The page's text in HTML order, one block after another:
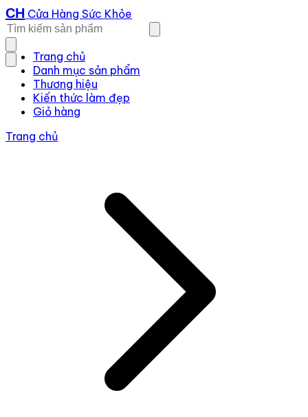
CH Cửa Hàng Sức Khỏe
Trang chủ
Danh mục sản phẩm
Thương hiệu
Kiến thức làm đẹp
Giỏ hàng
Trang chủ